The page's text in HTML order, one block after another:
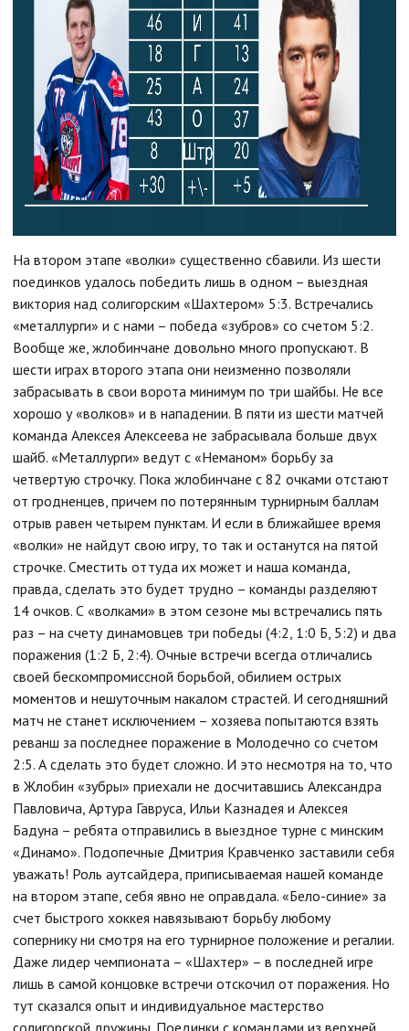
На втором этапе «волки» существенно сбавили. Из шести
поединков удалось победить лишь в одном – выездная
виктория над солигорским «Шахтером» 5:3. Встречались
«металлурги» и с нами – победа «зубров» со счетом 5:2.
Вообще же, жлобинчане довольно много пропускают. В
шести играх второго этапа они неизменно позволяли
забрасывать в свои ворота минимум по три шайбы. Не все
хорошо у «волков» и в нападении. В пяти из шести матчей
команда Алексея Алексеева не забрасывала больше двух
шайб. «Металлурги» ведут с «Неманом» борьбу за
четвертую строчку. Пока жлобинчане с 82 очками отстают
от гродненцев, причем по потерянным турнирным баллам
отрыв равен четырем пунктам. И если в ближайшее время
«волки» не найдут свою игру, то так и останутся на пятой
строчке. Сместить оттуда их может и наша команда,
правда, сделать это будет трудно – команды разделяют
14 очков. С «волками» в этом сезоне мы встречались пять
раз – на счету динамовцев три победы (4:2, 1:0 Б, 5:2) и два
поражения (1:2 Б, 2:4). Очные встречи всегда отличались
своей бескомпромиссной борьбой, обилием острых
моментов и нешуточным накалом страстей. И сегодняшний
матч не станет исключением – хозяева попытаются взять
реванш за последнее поражение в Молодечно со счетом
2:5. А сделать это будет сложно. И это несмотря на то, что
в Жлобин «зубры» приехали не досчитавшись Александра
Павловича, Артура Гавруса, Ильи Казнадея и Алексея
Бадуна – ребята отправились в выездное турне с минским
«Динамо». Подопечные Дмитрия Кравченко заставили себя
уважать! Роль аутсайдера, приписываемая нашей команде
на втором этапе, себя явно не оправдала. «Бело-синие» за
счет быстрого хоккея навязывают борьбу любому
сопернику ни смотря на его турнирное положение и регалии.
Даже лидер чемпионата – «Шахтер» – в последней игре
лишь в самой концовке встречи отскочил от поражения. Но
тут сказался опыт и индивидуальное мастерство
солигорской дружины. Поединки с командами из верхней